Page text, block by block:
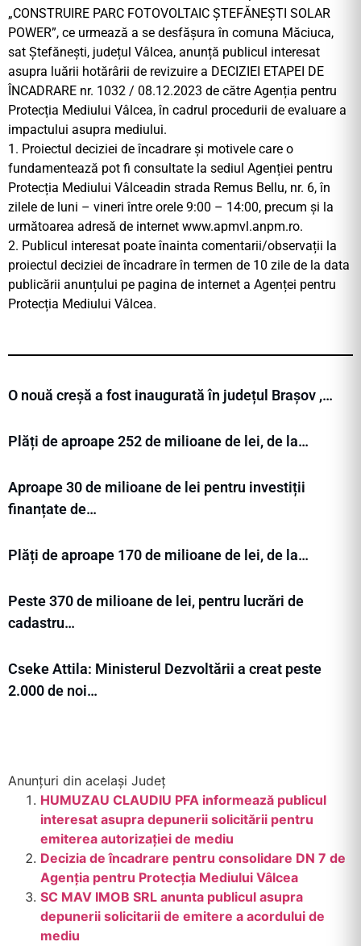
„CONSTRUIRE PARC FOTOVOLTAIC ȘTEFĂNEȘTI SOLAR
POWER”, ce urmează a se desfășura în comuna Măciuca,
sat Ștefănești, județul Vâlcea, anunță publicul interesat
asupra luării hotărârii de revizuire a DECIZIEI ETAPEI DE
ÎNCADRARE nr. 1032 / 08.12.2023 de către Agenția pentru
Protecția Mediului Vâlcea, în cadrul procedurii de evaluare a
impactului asupra mediului.
1. Proiectul deciziei de încadrare și motivele care o
fundamentează pot fi consultate la sediul Agenției pentru
Protecția Mediului Vâlceadin strada Remus Bellu, nr. 6, în
zilele de luni – vineri între orele 9:00 – 14:00, precum și la
următoarea adresă de internet www.apmvl.anpm.ro.
2. Publicul interesat poate înainta comentarii/observații la
proiectul deciziei de încadrare în termen de 10 zile de la data
publicării anunțului pe pagina de internet a Agenței pentru
Protecția Mediului Vâlcea.
O nouă creșă a fost inaugurată în județul Brașov ,…
Plăți de aproape 252 de milioane de lei, de la…
Aproape 30 de milioane de lei pentru investiții
finanțate de…
Plăți de aproape 170 de milioane de lei, de la…
Peste 370 de milioane de lei, pentru lucrări de
cadastru…
Cseke Attila: Ministerul Dezvoltării a creat peste
2.000 de noi…
Anunțuri din același Județ
HUMUZAU CLAUDIU PFA informează publicul
interesat asupra depunerii solicitării pentru
emiterea autorizației de mediu
Decizia de încadrare pentru consolidare DN 7 de
Agenția pentru Protecţia Mediului Vâlcea
SC MAV IMOB SRL anunta publicul asupra
depunerii solicitarii de emitere a acordului de
mediu